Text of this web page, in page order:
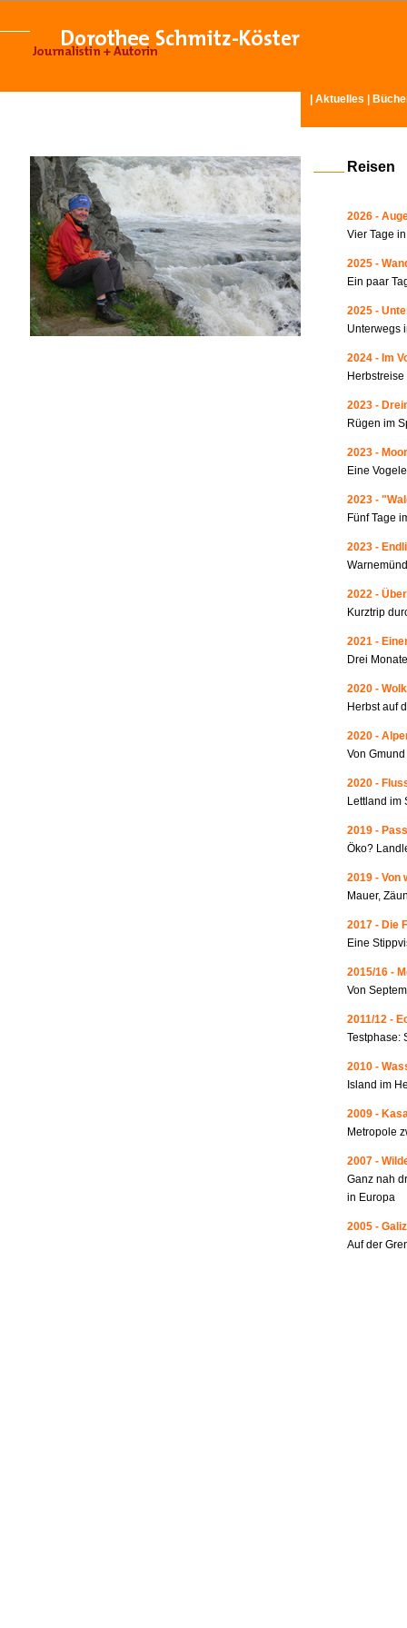
Aktuelles
Reisen
2026 -
Vier Tage
2025 -
Ein paar
2025 -
Unterwegs
2024 - Im
2023 -
Rügen im
2023 -
Eine
2023 -
Fünf Tage
2023 -
2022 -
Kurztrip
2021 -
Drei
2020 -
Herbst auf
2020 -
Von
2020 -
Lettland im
2019 -
Öko?
2019 - Von
Mauer,
2017 - Die
Eine
2015/16 -
Von
2011/12 -
Testphase:
2010 -
Island im
2009 -
Metropole
2007 -
Ganz nah
in Europa
2005 -
Auf der